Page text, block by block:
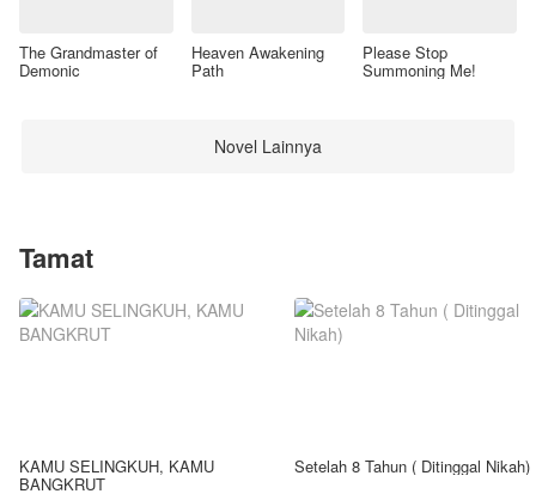
The Grandmaster of
Demonic
Heaven Awakening
Path
Please Stop
Summoning Me!
Novel Lainnya
Tamat
KAMU SELINGKUH, KAMU
BANGKRUT
Setelah 8 Tahun ( Ditinggal Nikah)